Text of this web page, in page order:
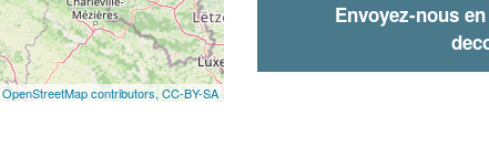
OpenStreetMap contributors, CC-BY-SA
Envoyez-nous